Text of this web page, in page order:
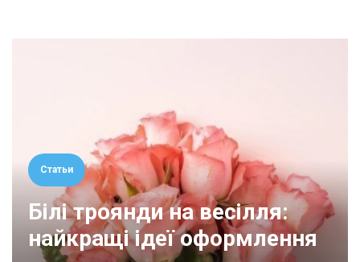
Статьи
Білі троянди на весілля:
найкращі ідеї оформлення